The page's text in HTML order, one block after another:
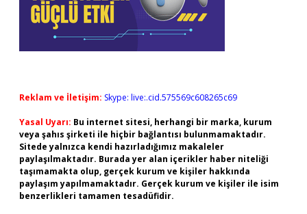
Reklam ve İletişim: Skype: live:.cid.575569c608265c69
Yasal Uyarı: Bu internet sitesi, herhangi bir marka, kurum
veya şahıs şirketi ile hiçbir bağlantısı bulunmamaktadır.
Sitede yalnızca kendi hazırladığımız makaleler
paylaşılmaktadır. Burada yer alan içerikler haber niteliği
taşımamakta olup, gerçek kurum ve kişiler hakkında
paylaşım yapılmamaktadır. Gerçek kurum ve kişiler ile isim
benzerlikleri tamamen tesadüfidir.